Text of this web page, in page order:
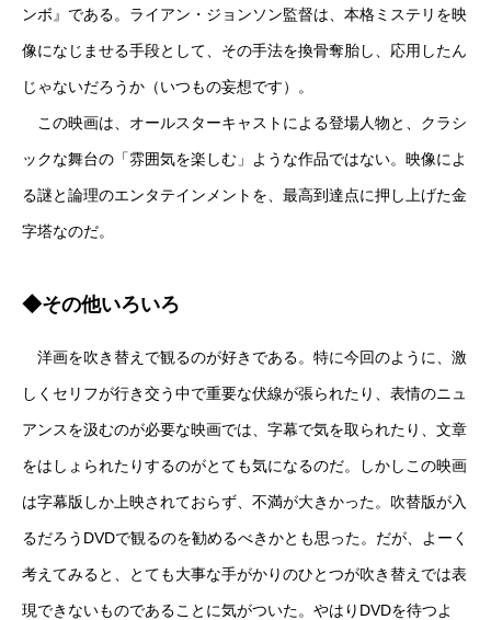
ンボ』である。ライアン・ジョンソン監督は、本格ミステリを映
像になじませる手段として、その手法を換骨奪胎し、応用したん
じゃないだろうか（いつもの妄想です）。
この映画は、オールスターキャストによる登場人物と、クラシ
ックな舞台の「雰囲気を楽しむ」ような作品ではない。映像によ
る謎と論理のエンタテインメントを、最高到達点に押し上げた金
字塔なのだ。
◆その他いろいろ
洋画を吹き替えで観るのが好きである。特に今回のように、激
しくセリフが行き交う中で重要な伏線が張られたり、表情のニュ
アンスを汲むのが必要な映画では、字幕で気を取られたり、文章
をはしょられたりするのがとても気になるのだ。しかしこの映画
は字幕版しか上映されておらず、不満が大きかった。吹替版が入
るだろうDVDで観るのを勧めるべきかとも思った。だが、よーく
考えてみると、とても大事な手がかりのひとつが吹き替えでは表
現できないものであることに気がついた。やはりDVDを待つよ